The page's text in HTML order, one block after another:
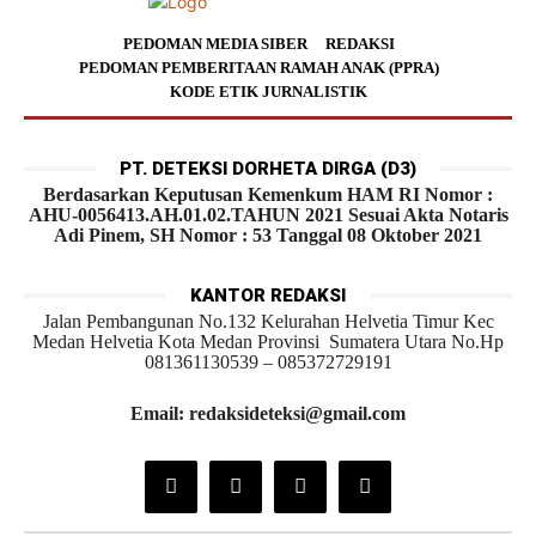
PEDOMAN MEDIA SIBER
REDAKSI
PEDOMAN PEMBERITAAN RAMAH ANAK (PPRA)
KODE ETIK JURNALISTIK
PT. DETEKSI DORHETA DIRGA (D3)
Berdasarkan Keputusan Kemenkum HAM RI Nomor :
AHU-0056413.AH.01.02.TAHUN 2021 Sesuai Akta Notaris
Adi Pinem, SH Nomor : 53 Tanggal 08 Oktober 2021
KANTOR REDAKSI
Jalan Pembangunan No.132 Kelurahan Helvetia Timur Kec
Medan Helvetia Kota Medan Provinsi Sumatera Utara No.Hp
081361130539 – 085372729191
Email: redaksideteksi@gmail.com